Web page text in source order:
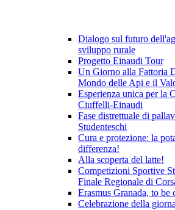
Dialogo sul futuro
sviluppo rurale
Progetto Einaudi Tour
Un Giorno alla Fattoria
Mondo delle Api e il
Esperienza unica per la
Ciuffelli-Einaudi
Fase distrettuale di
Studenteschi
Cura e protezione: la
differenza!
Alla scoperta del latte!
Competizioni Sportive
Finale Regionale di
Erasmus Granada, to be
Celebrazione della